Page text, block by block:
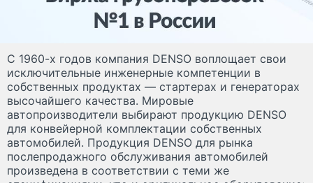
С 1960-х годов компания DENSO воплощает свои
исключительные инженерные компетенции в
собственных продуктах — стартерах и генераторах
высочайшего качества. Мировые
автопроизводители выбирают продукцию DENSO
для конвейерной комплектации собственных
автомобилей. Продукция DENSO для рынка
послепродажного обслуживания автомобилей
произведена в соответствии с теми же